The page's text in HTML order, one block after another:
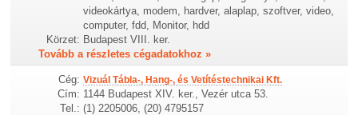
videokártya, modem, hardver, alaplap, szoftver, video,
computer, fdd, Monitor, hdd
Körzet: Budapest VIII. ker.
Tovább a részletes cégadatokhoz »
Cég: Vizuál Tábla-, Hang-, és Vetítéstechnikai Kft.
Cím: 1144 Budapest XIV. ker., Vezér utca 53.
Tel.: (1) 2205006, (20) 4795157